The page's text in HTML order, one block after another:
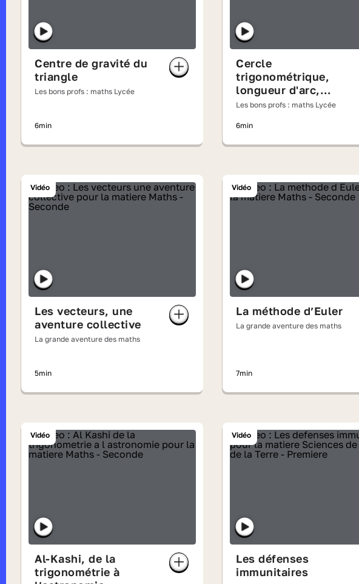
Centre de gravité du
triangle
Les bons profs : maths Lycée
6min
Cercle
trigonométrique,
longueur d'arc,
radian
Les bons profs : maths Lycée
6min
Vidéo
Les vecteurs, une
aventure collective
La grande aventure des maths
5min
Vidéo
La méthode d’Euler
La grande aventure des maths
7min
Vidéo
Al-Kashi, de la
trigonométrie à
Vidéo
Les défenses
immunitaires